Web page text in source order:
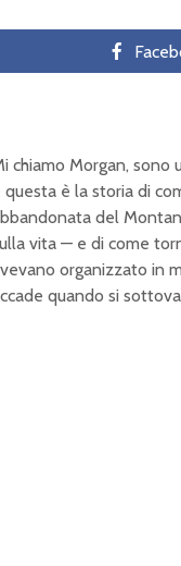
chiamo Morgan, sono
questa è la storia di
del
vita — e di come
organizzato in
quando si